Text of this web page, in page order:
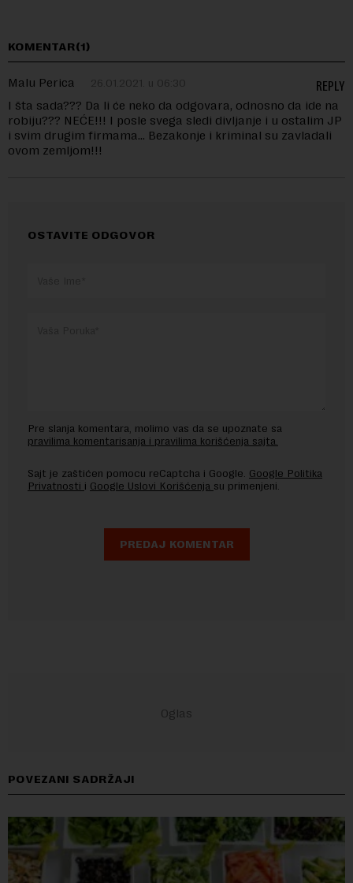
KOMENTAR(1)
Malu Perica 26.01.2021. u 06:30
I šta sada??? Da li će neko da odgovara, odnosno da ide na
robiju??? NEĆE!!! I posle svega sledi divljanje i u ostalim JP
i svim drugim firmama… Bezakonje i kriminal su zavladali
ovom zemljom!!!
REPLY
OSTAVITE ODGOVOR
Pre slanja komentara, molimo vas da se upoznate sa
pravilima komentarisanja i pravilima korišćenja sajta.
Sajt je zaštićen pomocu reCaptcha i Google. Google Politika
Privatnosti i Google Uslovi Korišćenja su primenjeni.
POVEZANI SADRŽAJI